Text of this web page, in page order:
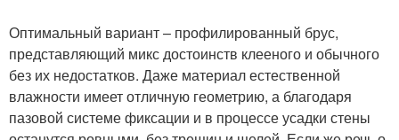
Оптимальный вариант – профилированный брус,
представляющий микс достоинств клееного и обычного
без их недостатков. Даже материал естественной
влажности имеет отличную геометрию, а благодаря
пазовой системе фиксации и в процессе усадки стены